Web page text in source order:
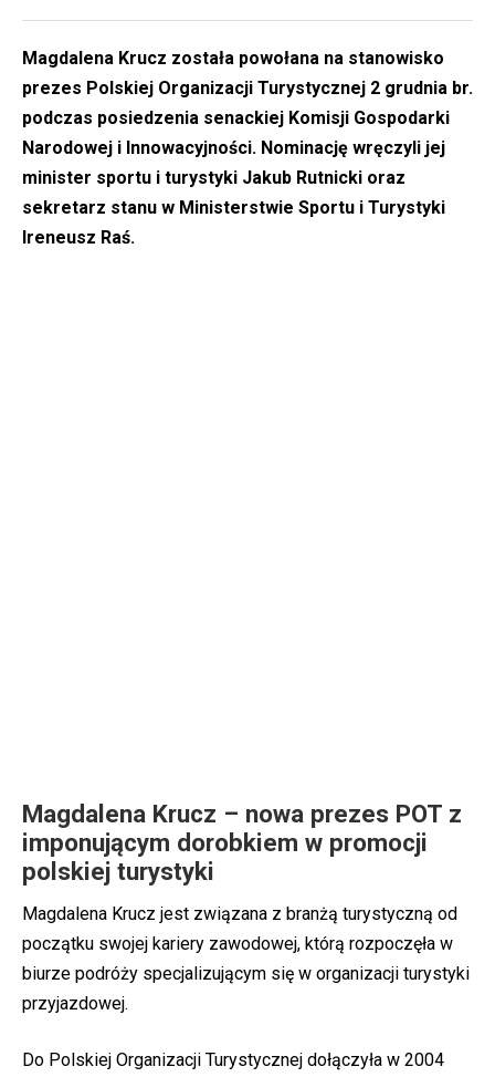
Magdalena Krucz została powołana na stanowisko
prezes Polskiej Organizacji Turystycznej 2 grudnia br.
podczas posiedzenia senackiej Komisji Gospodarki
Narodowej i Innowacyjności. Nominację wręczyli jej
minister sportu i turystyki Jakub Rutnicki oraz
sekretarz stanu w Ministerstwie Sportu i Turystyki
Ireneusz Raś.
Magdalena Krucz – nowa prezes POT z
imponującym dorobkiem w promocji
polskiej turystyki
Magdalena Krucz jest związana z branżą turystyczną od
początku swojej kariery zawodowej, którą rozpoczęła w
biurze podróży specjalizującym się w organizacji turystyki
przyjazdowej.
Do Polskiej Organizacji Turystycznej dołączyła w 2004